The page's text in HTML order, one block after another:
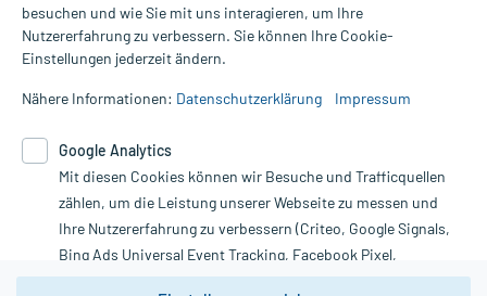
Alle Preise gelten inkl. MwSt., ggf. zzgl. Versandkosten
Informationen auf dieser Website werden ausschließlich für
die Untersuchung und Behandlung durch einen Arzt. Bitte
Therapien eingeleitet werden können. | Diese Webseite benutzt
Google Analytics. Lesen Sie bitte dazu die wichtigen Hinweise in
unserer Datenschutzerklärung. Für den Widerruf einer Bestellung
nutzen Sie das Formular:
Vertrag widerrufen
besuchen und wie Sie mit uns interagieren, um Ihre
Nutzererfahrung zu verbessern. Sie können Ihre Cookie-
Einstellungen jederzeit ändern.
Nähere Informationen: Datenschutzerklärung Impressum
Google Analytics
Mit diesen Cookies können wir Besuche und Trafficquellen
zählen, um die Leistung unserer Webseite zu messen und
Ihre Nutzererfahrung zu verbessern (Criteo, Google Signals,
Bing Ads Universal Event Tracking, Facebook Pixel,
Youtube-Social Plugin).